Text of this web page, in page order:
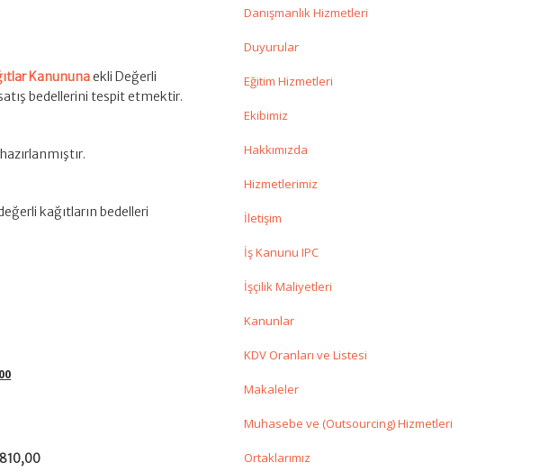
Kanununaekli Değerli
bedellerini tespit etmektir.
kağıtların bedelleri
Danışmanlık Hizmetleri
Duyurular
Eğitim Hizmetleri
Ekibimiz
Hakkımızda
Hizmetlerimiz
İletişim
İş Kanunu IPC
İşçilik Maliyetleri
Kanunlar
KDV Oranları ve Listesi
Makaleler
Muhasebe ve (Outsourcing) Hizmetleri
Ortaklarımız